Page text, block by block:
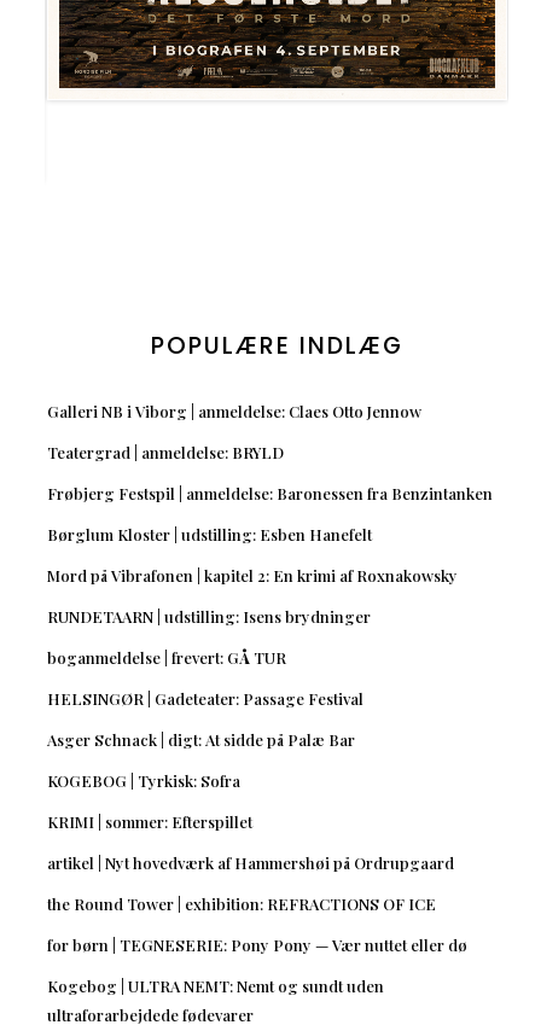
POPULÆRE INDLÆG
Galleri NB i Viborg | anmeldelse: Claes Otto Jennow
Teatergrad | anmeldelse: BRYLD
Frøbjerg Festspil | anmeldelse: Baronessen fra Benzintanken
Børglum Kloster | udstilling: Esben Hanefelt
Mord på Vibrafonen | kapitel 2: En krimi af Roxnakowsky
RUNDETAARN | udstilling: Isens brydninger
boganmeldelse | frevert: GÅ TUR
HELSINGØR | Gadeteater: Passage Festival
Asger Schnack | digt: At sidde på Palæ Bar
KOGEBOG | Tyrkisk: Sofra
KRIMI | sommer: Efterspillet
artikel | Nyt hovedværk af Hammershøi på Ordrupgaard
the Round Tower | exhibition: REFRACTIONS OF ICE
for børn | TEGNESERIE: Pony Pony — Vær nuttet eller dø
Kogebog | ULTRA NEMT: Nemt og sundt uden
ultraforarbejdede fødevarer